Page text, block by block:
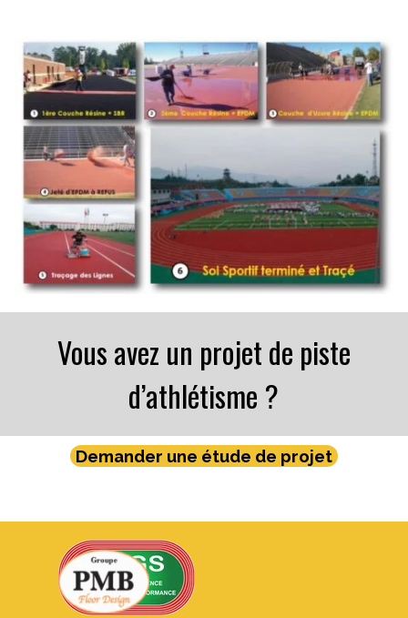
Vous avez un projet de piste
d’athlétisme ?
Demander une étude de projet